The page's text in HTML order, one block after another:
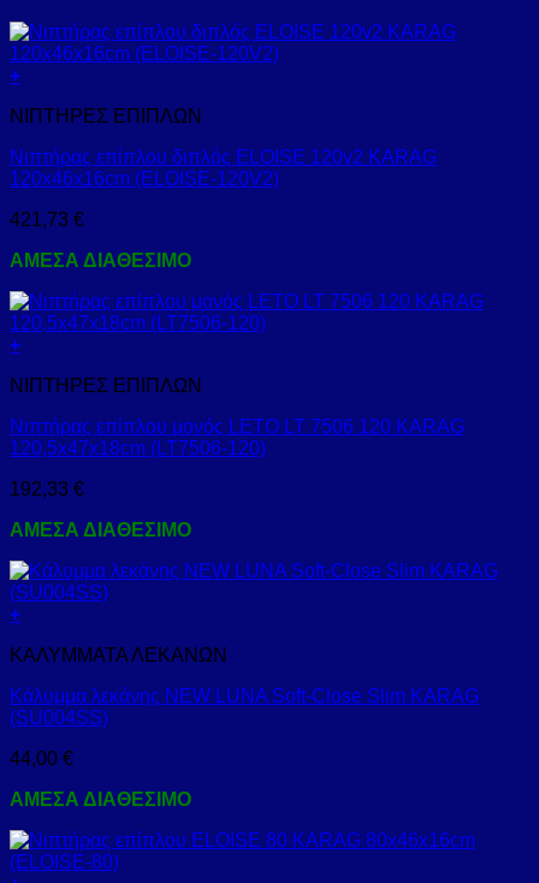
+
ΝΙΠΤΗΡΕΣ ΕΠΙΠΛΩΝ
Νιπτήρας επίπλου διπλός ELOISE 120v2 KARAG
120x46x16cm (ELOISE-120V2)
421,73 €
ΑΜΕΣΑ ΔΙΑΘΕΣΙΜΟ
+
ΝΙΠΤΗΡΕΣ ΕΠΙΠΛΩΝ
Νιπτήρας επίπλου μονός LETO LT 7506 120 KARAG
120,5x47x18cm (LT7506-120)
192,33 €
ΑΜΕΣΑ ΔΙΑΘΕΣΙΜΟ
+
ΚΑΛΥΜΜΑΤΑ ΛΕΚΑΝΩΝ
Κάλυμμα λεκάνης NEW LUNA Soft-Close Slim KARAG
(SU004SS)
44,00 €
ΑΜΕΣΑ ΔΙΑΘΕΣΙΜΟ